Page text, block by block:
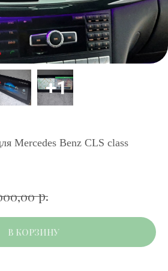
Mercedes Benz CLS class
р.
В КОРЗИНУ